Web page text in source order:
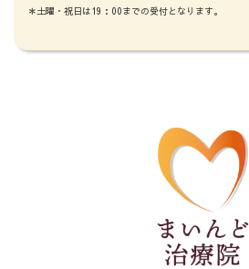
＊土曜・祝日は19：00までの受付となります。